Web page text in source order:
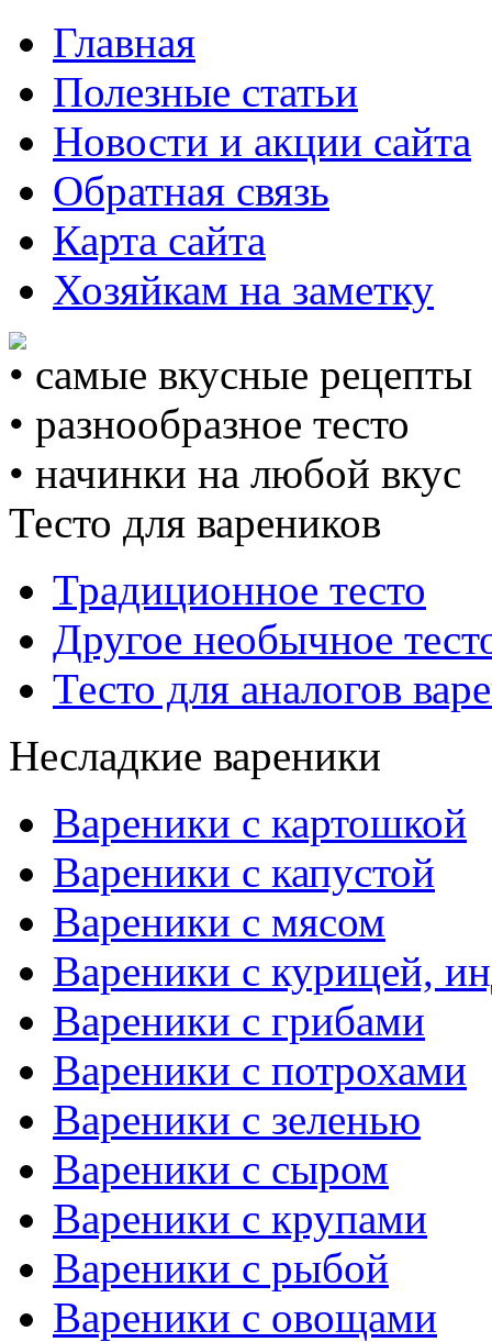
Главная
Полезные статьи
Новости и акции сайта
Обратная связь
Карта сайта
Хозяйкам на заметку
• самые вкусные рецепты
• разнообразное тесто
• начинки на любой вкус
Тесто для вареников
Традиционное тесто
Другое необычное
Тесто для аналогов
Несладкие вареники
Вареники с картошкой
Вареники с капустой
Вареники с мясом
Вареники с курицей,
Вареники с грибами
Вареники с потрохами
Вареники с зеленью
Вареники с сыром
Вареники с крупами
Вареники с рыбой
Вареники с овощами